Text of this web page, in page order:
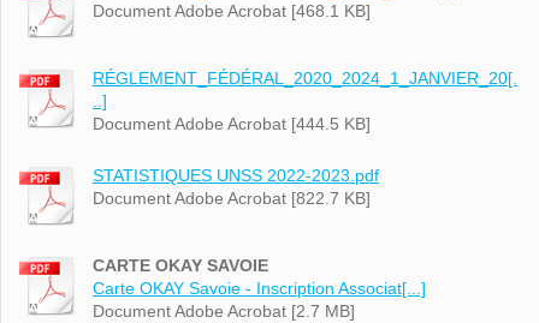
Document Adobe Acrobat [468.1 KB]
RÉGLEMENT_FÉDÉRAL_2020_2024_1_JANVIER_20[.
..]
Document Adobe Acrobat [444.5 KB]
STATISTIQUES UNSS 2022-2023.pdf
Document Adobe Acrobat [822.7 KB]
CARTE OKAY SAVOIE
Carte OKAY Savoie - Inscription Associat[...]
Document Adobe Acrobat [2.7 MB]